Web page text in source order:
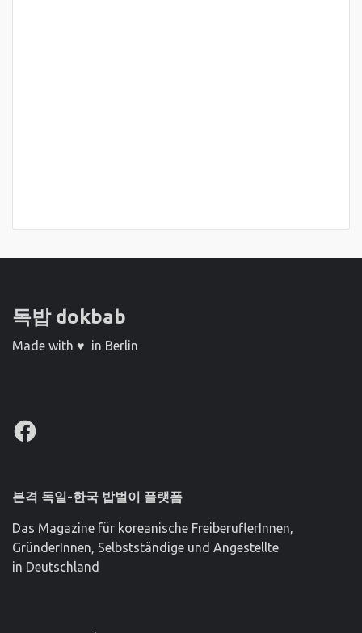
독밥 dokbab
Made with ♥ in Berlin
Facebook
본격 독일-한국 밥벌이 플랫폼
Das Magazine für koreanische FreiberuflerInnen,
GründerInnen, Selbstständige und Angestellte
in Deutschland